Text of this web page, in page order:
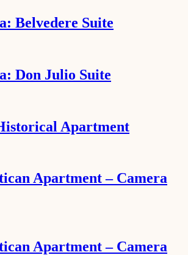
Belvedere Suite
Don Julio Suite
Apartment
Apartment – Camera
Apartment – Camera